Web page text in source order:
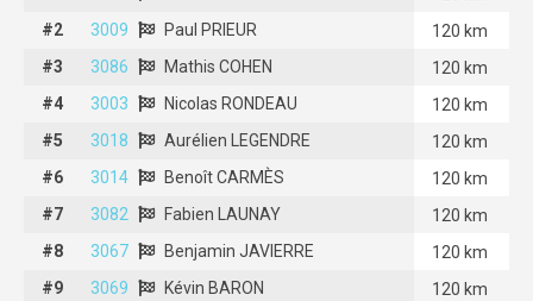
#2
3009 Paul PRIEUR
120 km
#3
3086 Mathis COHEN
120 km
#4
3003 Nicolas RONDEAU
120 km
#5
3018 Aurélien LEGENDRE
120 km
#6
3014 Benoît CARMÈS
120 km
#7
3082 Fabien LAUNAY
120 km
#8
3067 Benjamin JAVIERRE
120 km
#9
3069 Kévin BARON
120 km
#2
3009
Paul PRIEUR
#3
3086
Mathis COHEN
#4
3003
Nicolas RONDEAU
#5
3018
Aurélien LEGENDRE
#6
3014
Benoît CARMÈS
#7
3082
Fabien LAUNAY
#8
3067
Benjamin JAVIERRE
#9
3069
Kévin BARON